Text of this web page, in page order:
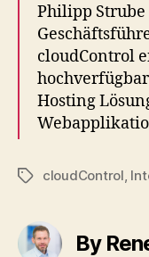
Philipp
cloudControl
Hosting
TagscloudControl
By